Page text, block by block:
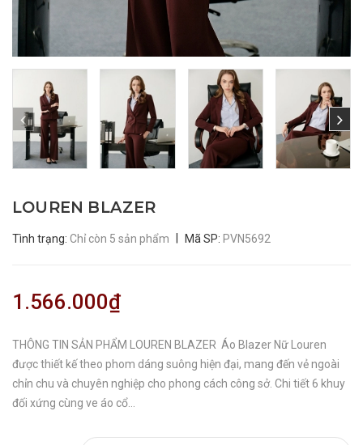
LOUREN BLAZER
Tình trạng: Chỉ còn 5 sản phẩm Mã SP: PVN5692
1.566.000₫
THÔNG TIN SẢN PHẨM LOUREN BLAZER Áo Blazer Nữ Louren
được thiết kế theo phom dáng suông hiện đại, mang đến vẻ ngoài
chỉn chu và chuyên nghiệp cho phong cách công sở. Chi tiết 6 khuy
đối xứng cùng ve áo cổ...